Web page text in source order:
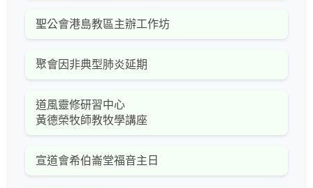
聖公會港島教區主辦工作坊
聚會因非典型肺炎延期
道風靈修研習中心
黃德榮牧師教牧學講座
宣道會希伯崙堂福音主日